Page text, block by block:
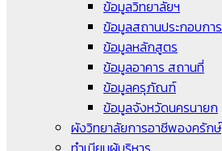
ข้อมูลวิทยาลัยฯ
ข้อมูลสถานประกอบการ
ข้อมูลหลักสูตร
ข้อมูลอาคาร สถานที่
ข้อมูลครุภัณฑ์
ข้อมูลจังหวัดนครนายก
ผังวิทยาลัยการอาชีพองครักษ์